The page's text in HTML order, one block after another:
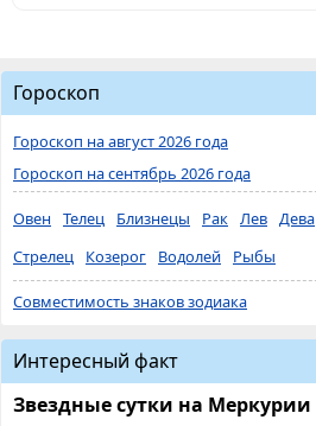
Гороскоп
Гороскоп на август 2026 года
Гороскоп на сентябрь 2026 года
Овен Телец Близнецы Рак Лев Дева
Стрелец
Козерог Водолей Рыбы
Совместимость знаков зодиака
Интересный факт
Звездные сутки на Меркурии